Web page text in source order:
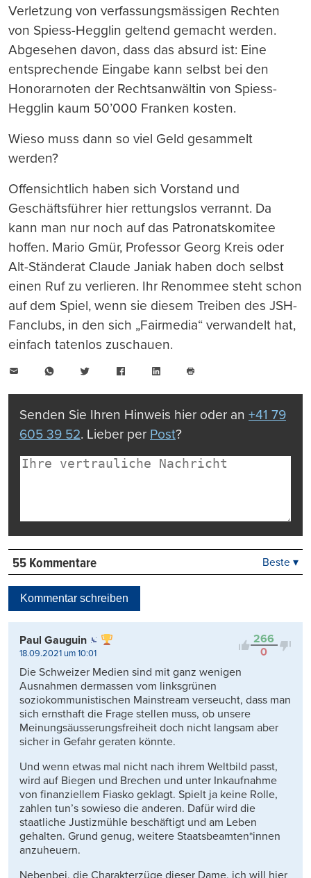
Verletzung von verfassungsmässigen Rechten
von Spiess-Hegglin geltend gemacht werden.
Abgesehen davon, dass das absurd ist: Eine
entsprechende Eingabe kann selbst bei den
Honorarnoten der Rechtsanwältin von Spiess-
Hegglin kaum 50’000 Franken kosten.
Wieso muss dann so viel Geld gesammelt
werden?
Offensichtlich haben sich Vorstand und
Geschäftsführer hier rettungslos verrannt. Da
kann man nur noch auf das Patronatskomitee
hoffen. Mario Gmür, Professor Georg Kreis oder
Alt-Ständerat Claude Janiak haben doch selbst
einen Ruf zu verlieren. Ihr Renommee steht schon
auf dem Spiel, wenn sie diesem Treiben des JSH-
Fanclubs, in den sich „Fairmedia“ verwandelt hat,
einfach tatenlos zuschauen.
WhatsAppTwitter FacebookLinkedIn
drucken
Senden Sie Ihren Hinweis hier oder an +41 79
605 39 52. Lieber per Post?
55 Kommentare
Kontrovers
Beste ▾
Kommentar schreiben
266
0
Paul Gauguin
18.09.2021 um 10:01
Die Schweizer Medien sind mit ganz wenigen
Ausnahmen dermassen vom linksgrünen
soziokommunistischen Mainstream verseucht, dass man
sich ernsthaft die Frage stellen muss, ob unsere
Meinungsäusserungsfreiheit doch nicht langsam aber
sicher in Gefahr geraten könnte.
Und wenn etwas mal nicht nach ihrem Weltbild passt,
wird auf Biegen und Brechen und unter Inkaufnahme
von finanziellem Fiasko geklagt. Spielt ja keine Rolle,
zahlen tun’s sowieso die anderen. Dafür wird die
staatliche Justizmühle beschäftigt und am Leben
gehalten. Grund genug, weitere Staatsbeamten*innen
anzuheuern.